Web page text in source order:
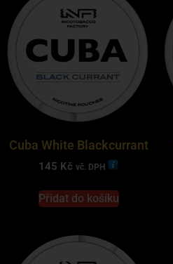
Cuba White Blackcurrant
145 Kč vč. DPH
Přidat do košíku